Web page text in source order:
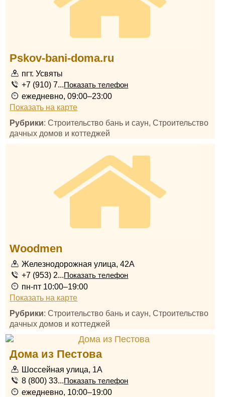
Pskov-bani-doma.ru
пгт. Усвяты
+7 (910) 7...Показать телефон
ежедневно, 09:00–23:00
Показать на карте
Рубрики: Строительство бань и саун, Строительство
дачных домов и коттеджей
Woodmen
Железнодорожная улица, 42А
+7 (953) 2...Показать телефон
пн-пт 10:00–19:00
Показать на карте
Рубрики: Строительство бань и саун, Строительство
дачных домов и коттеджей
Дома из Пестова
Шоссейная улица, 1А
8 (800) 33...Показать телефон
ежедневно, 10:00–19:00